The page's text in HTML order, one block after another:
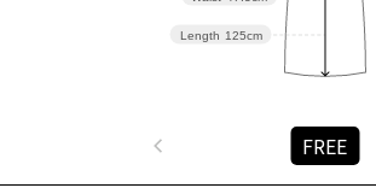
Length 125cm
FREE